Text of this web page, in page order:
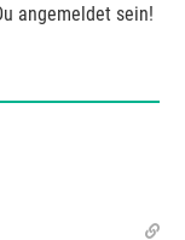
angemeldet sein!